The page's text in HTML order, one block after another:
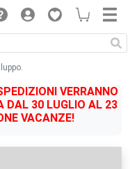
VERRANNO
DAL 30 LUGLIO AL 23
VACANZE!